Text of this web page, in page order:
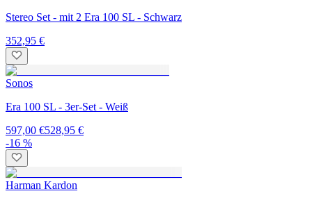
Stereo Set - mit 2 Era 100 SL - Schwarz
352,95 €
Sonos
Era 100 SL - 3er-Set - Weiß
597,00 €528,95 €
-16 %
Harman Kardon